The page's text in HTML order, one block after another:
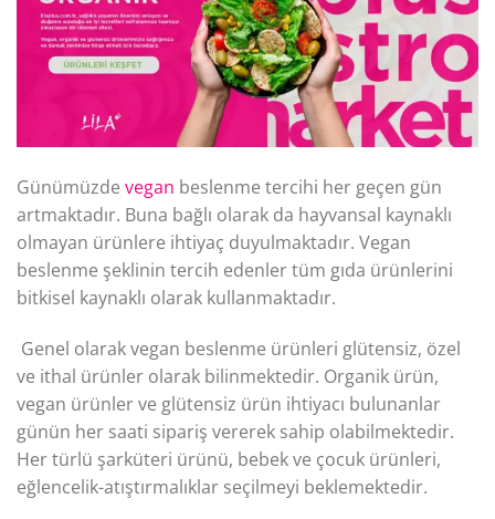
Günümüzde vegan beslenme tercihi her geçen gün
artmaktadır. Buna bağlı olarak da hayvansal kaynaklı
olmayan ürünlere ihtiyaç duyulmaktadır. Vegan
beslenme şeklinin tercih edenler tüm gıda ürünlerini
bitkisel kaynaklı olarak kullanmaktadır.
Genel olarak vegan beslenme ürünleri glütensiz, özel
ve ithal ürünler olarak bilinmektedir. Organik ürün,
vegan ürünler ve glütensiz ürün ihtiyacı bulunanlar
günün her saati sipariş vererek sahip olabilmektedir.
Her türlü şarküteri ürünü, bebek ve çocuk ürünleri,
eğlencelik-atıştırmalıklar seçilmeyi beklemektedir.